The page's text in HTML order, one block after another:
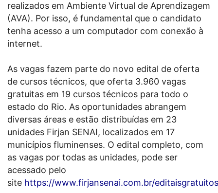
realizados em Ambiente Virtual de Aprendizagem
(AVA). Por isso, é fundamental que o candidato
tenha acesso a um computador com conexão à
internet.
As vagas fazem parte do novo edital de oferta
de cursos técnicos, que oferta 3.960 vagas
gratuitas em 19 cursos técnicos para todo o
estado do Rio. As oportunidades abrangem
diversas áreas e estão distribuídas em 23
unidades Firjan SENAI, localizados em 17
municípios fluminenses. O edital completo, com
as vagas por todas as unidades, pode ser
acessado pelo
site https://www.firjansenai.com.br/editaisgratuitos